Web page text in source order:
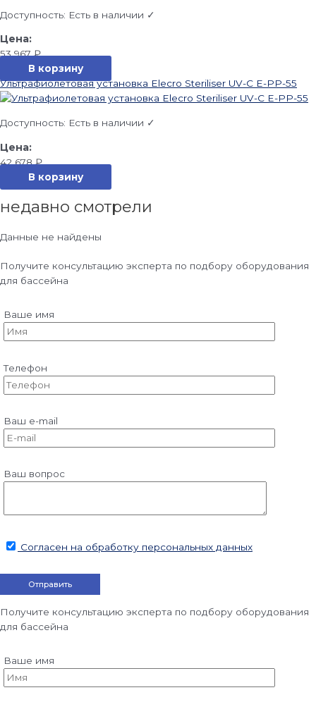
Доступность: Есть в наличии ✓
53 967₽
В корзину
Ультрафиолетовая установка Elecro Steriliser UV-C E-PP-55
Доступность: Есть в наличии ✓
42 678₽
В корзину
недавно смотрели
Данные не найдены
Получите консультацию эксперта по подбору оборудования
для бассейна
Ваше имя
Телефон
Ваш e-mail
Ваш вопрос
Согласен на обработку персональных данных
Получите консультацию эксперта по подбору оборудования
для бассейна
Ваше имя